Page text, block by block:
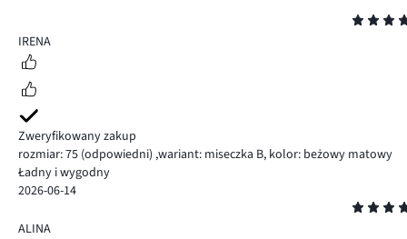
5
IRENA
Zweryfikowany zakup
rozmiar: 75 (odpowiedni) ,wariant: miseczka B, kolor: beżowy matowy
Ładny i wygodny
2026-06-14
5
ALINA